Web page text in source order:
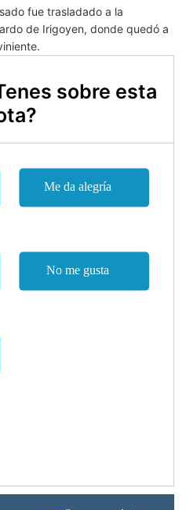
fue trasladado a la
de Irigoyen, donde quedó a
sobre esta